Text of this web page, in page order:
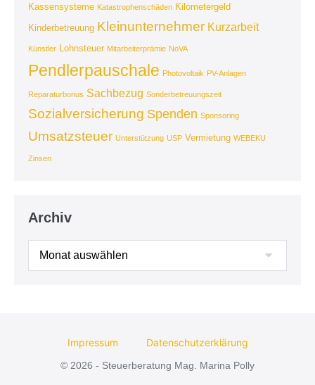
Kassensysteme Katastrophenschäden Kilometergeld
Kinderbetreuung Kleinunternehmer Kurzarbeit
Künstler Lohnsteuer Mitarbeiterprämie NoVA
Pendlerpauschale Photovoltaik PV-Anlagen
Reparaturbonus Sachbezug Sonderbetreuungszeit
Sozialversicherung Spenden Sponsoring
Umsatzsteuer Unterstützung USP Vermietung WEBEKU
Zinsen
Archiv
Archiv
Impressum Datenschutzerklärung
© 2026 - Steuerberatung Mag. Marina Polly